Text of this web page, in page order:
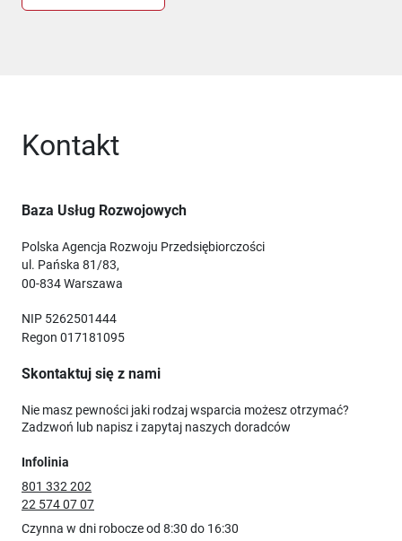
Kontakt
Baza Usług Rozwojowych
Polska Agencja Rozwoju Przedsiębiorczości
ul. Pańska 81/83,
00-834 Warszawa
NIP 5262501444
Regon 017181095
Skontaktuj się z nami
Nie masz pewności jaki rodzaj wsparcia możesz otrzymać?
Zadzwoń lub napisz i zapytaj naszych doradców
Infolinia
801 332 202
22 574 07 07
Czynna w dni robocze od 8:30 do 16:30